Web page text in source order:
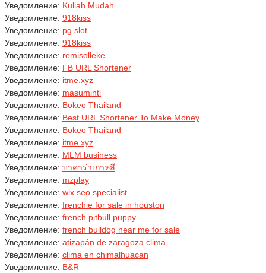
Уведомление: Kuliah Mudah
Уведомление: 918kiss
Уведомление: pg slot
Уведомление: 918kiss
Уведомление: remisolleke
Уведомление: FB URL Shortener
Уведомление: itme.xyz
Уведомление: masumintl
Уведомление: Bokeo Thailand
Уведомление: Best URL Shortener To Make Money
Уведомление: Bokeo Thailand
Уведомление: itme.xyz
Уведомление: MLM business
Уведомление: บาคาร่าเกาหลี
Уведомление: mzplay
Уведомление: wix seo specialist
Уведомление: frenchie for sale in houston
Уведомление: french pitbull puppy
Уведомление: french bulldog near me for sale
Уведомление: atizapán de zaragoza clima
Уведомление: clima en chimalhuacan
Уведомление: B&R